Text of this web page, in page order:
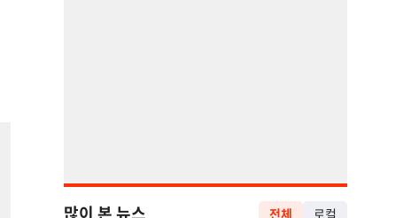
많이 본 뉴스 전체 로컬